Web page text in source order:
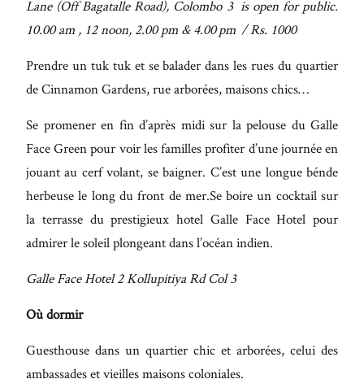
Lane (Off Bagatalle Road), Colombo 3 is open for public.
10.00 am , 12 noon, 2.00 pm & 4.00 pm / Rs. 1000
Prendre un tuk tuk et se balader dans les rues du quartier
de Cinnamon Gardens, rue arborées, maisons chics…
Se promener en fin d’après midi sur la pelouse du Galle
Face Green pour voir les familles profiter d’une journée en
jouant au cerf volant, se baigner. C’est une longue bénde
herbeuse le long du front de mer.Se boire un cocktail sur
la terrasse du prestigieux hotel Galle Face Hotel pour
admirer le soleil plongeant dans l’océan indien.
Galle Face Hotel 2 Kollupitiya Rd Col 3
Où dormir
Guesthouse dans un quartier chic et arborées, celui des
ambassades et vieilles maisons coloniales.